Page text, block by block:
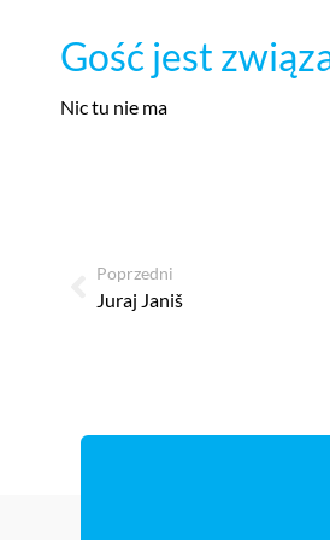
Gość jest
Nic tu nie ma
Poprzedni
Juraj Janiš